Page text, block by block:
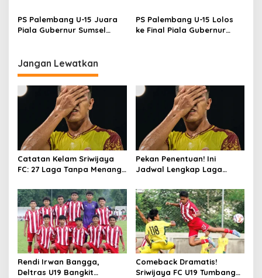
Diklat Merden Indonesia
PS Palembang U-15 Juara
Piala Gubernur Sumsel
Adu Penalti, Abqory Sheva
Sabet Top Skor
PS Palembang U-15 Lolos
ke Final Piala Gubernur
Jangan Lewatkan
Catatan Kelam Sriwijaya
FC: 27 Laga Tanpa Menang
Pekan Penentuan! Ini
Jadwal Lengkap Laga
Championship 2025/26
Rendi Irwan Bangga,
Deltras U19 Bangkit
Comeback Dramatis!
Sriwijaya FC U19 Tumbang